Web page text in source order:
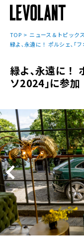
TOP
ニュース＆トピックス
緑よ､永遠に！ ポルシェ､｢
緑よ､永遠に！
ソ2024｣に参加